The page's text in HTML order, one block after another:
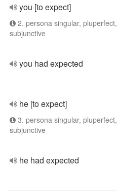
you [to expect]
2. persona singular, pluperfect,
subjunctive
you had expected
he [to expect]
3. persona singular, pluperfect,
subjunctive
he had expected